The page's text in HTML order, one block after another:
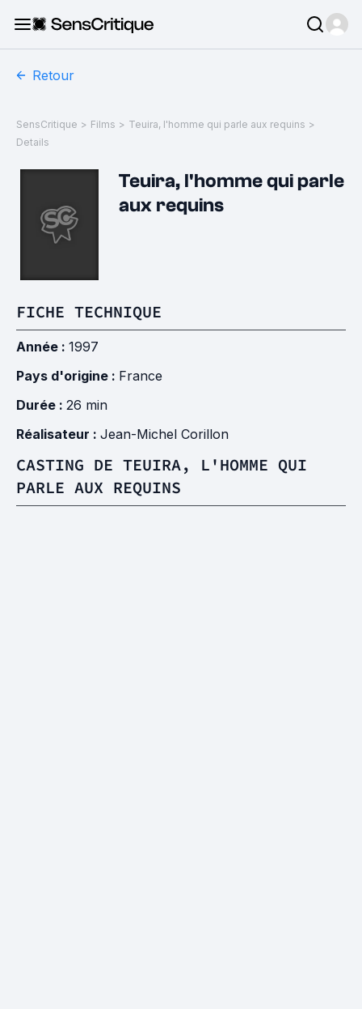
Retour
SensCritique > Films > Teuira, l'homme qui parle aux requins >
Details
Teuira, l'homme qui parle
aux requins
FICHE TECHNIQUE
Année : 1997
Pays d'origine : France
Durée : 26 min
Réalisateur : Jean-Michel Corillon
CASTING DE TEUIRA, L'HOMME QUI
PARLE AUX REQUINS